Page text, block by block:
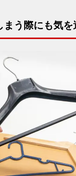
う際にも気を